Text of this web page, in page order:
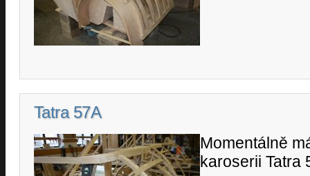
Tatra 57A
Momentálně
karoserii Tatra